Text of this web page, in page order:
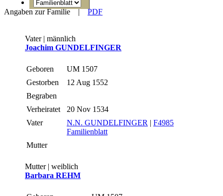
Angaben zur Familie|PDF
Vater | männlich
Joachim GUNDELFINGER
Geboren
UM 1507
Gestorben
12 Aug 1552
Begraben
Verheiratet
20 Nov 1534
Vater
N.N. GUNDELFINGER | F4985
Familienblatt
Mutter
Mutter | weiblich
Barbara REHM